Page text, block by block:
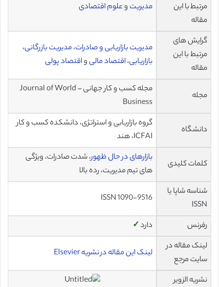
مرتبط با این
مقاله
مدیریت وعلوم اقتصادی
گرایش های
مرتبط با این
مقاله
مدیریت بازاریابی و صادرات،مدیریت بازرگانی،
بازاریابی،اقتصاد مالیواقتصاد پولی
مجله
مجله کسب و کار جهانی – Journal of World
Business
دانشگاه
گروه بازاریابی و استراتژی، دانشکده کسب و کار
ICFAI، هند
کلمات کلیدی
بازارهای در حال ظهور، شدت صادرات، ویژگی
های تیم مدیریت، رده بالا
شناسه شاپا یا
ISSN
ISSN 1090-9516
رفرنس دارد✓
لینک مقاله در
سایت مرجع
لینک این مقاله در نشریه Elsevier
نشریه الزویر